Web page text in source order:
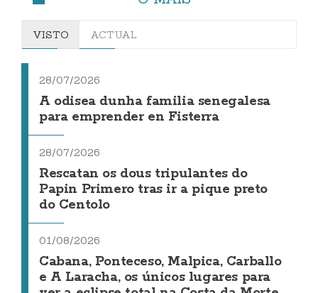
VISTO ACTUAL
28/07/2026
A odisea dunha familia senegalesa
para emprender en Fisterra
28/07/2026
Rescatan os dous tripulantes do
Papin Primero tras ir a pique preto
do Centolo
01/08/2026
Cabana, Ponteceso, Malpica, Carballo
e A Laracha, os únicos lugares para